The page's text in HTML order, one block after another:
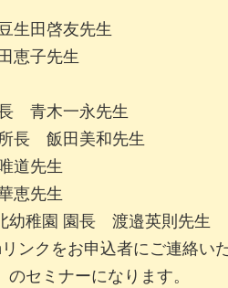
生田啓友先生
恵子先生
長 青木一永先生
長 飯田美和先生
道先生
恵先生
幼稚園 園長 渡邉英則先生
ンクをお申込者にご連絡い
のセミナーになります。